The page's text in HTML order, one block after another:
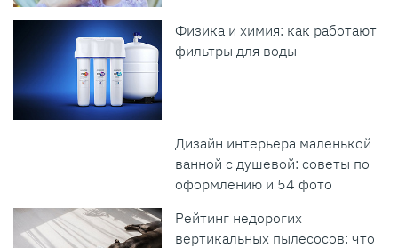
Физика и химия: как работают
фильтры для воды
Дизайн интерьера маленькой
ванной с душевой: советы по
оформлению и 54 фото
Рейтинг недорогих
вертикальных пылесосов: что